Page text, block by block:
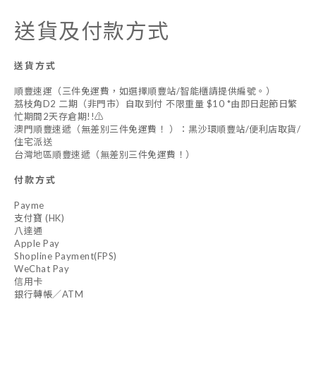
送貨及付款方式
送貨方式
順豐速運（三件免運費，如選擇順豐站/智能櫃請提供編號。）
荔枝角D2 二期（非門市）自取到付 不限重量 $10 *由即日起節日繁
忙期間2天存倉期!!⚠️
澳門順豐速遞（無差別三件免運費！ ）：黑沙環順豐站/便利店取貨/
住宅派送
台灣地區順豐速遞（無差別三件免運費！）
付款方式
Payme
支付寶 (HK)
八達通
Apple Pay
Shopline Payment(FPS)
WeChat Pay
信用卡
銀行轉帳／ATM